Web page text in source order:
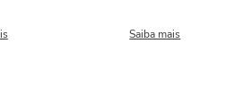
Saiba mais